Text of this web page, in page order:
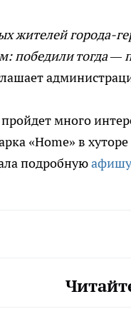
жителей города-
победили тогда —
много
«Home» в
подробную